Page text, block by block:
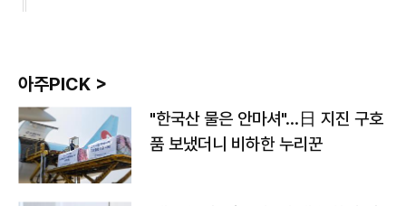
아주PICK >
"한국산 물은 안마셔"…日 지진 구호
품 보냈더니 비하한 누리꾼